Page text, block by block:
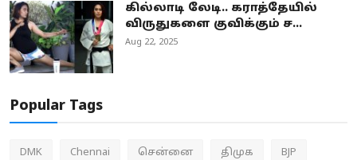
கில்லாடி லேடி.. கராத்தேயில்
விருதுகளை குவிக்கும் ச...
Aug 22, 2025
Popular Tags
DMK Chennai சென்னை திமுக BJP